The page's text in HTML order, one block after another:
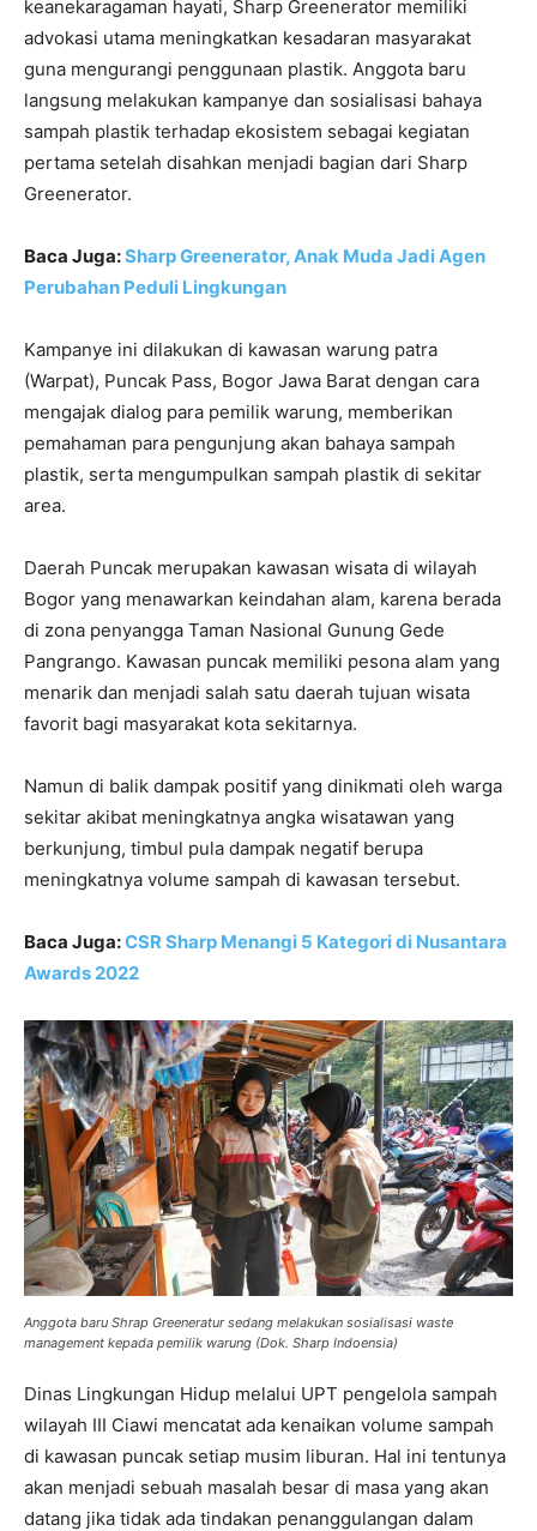
keanekaragaman hayati, Sharp Greenerator memiliki
advokasi utama meningkatkan kesadaran masyarakat
guna mengurangi penggunaan plastik. Anggota baru
langsung melakukan kampanye dan sosialisasi bahaya
sampah plastik terhadap ekosistem sebagai kegiatan
pertama setelah disahkan menjadi bagian dari Sharp
Greenerator.
Baca Juga:Sharp Greenerator, Anak Muda Jadi Agen
Perubahan Peduli Lingkungan
Kampanye ini dilakukan di kawasan warung patra
(Warpat), Puncak Pass, Bogor Jawa Barat dengan cara
mengajak dialog para pemilik warung, memberikan
pemahaman para pengunjung akan bahaya sampah
plastik, serta mengumpulkan sampah plastik di sekitar
area.
Daerah Puncak merupakan kawasan wisata di wilayah
Bogor yang menawarkan keindahan alam, karena berada
di zona penyangga Taman Nasional Gunung Gede
Pangrango. Kawasan puncak memiliki pesona alam yang
menarik dan menjadi salah satu daerah tujuan wisata
favorit bagi masyarakat kota sekitarnya.
Namun di balik dampak positif yang dinikmati oleh warga
sekitar akibat meningkatnya angka wisatawan yang
berkunjung, timbul pula dampak negatif berupa
meningkatnya volume sampah di kawasan tersebut.
Baca Juga:CSR Sharp Menangi 5 Kategori di Nusantara
Awards 2022
Anggota baru Shrap Greeneratur sedang melakukan sosialisasi waste
management kepada pemilik warung (Dok. Sharp Indoensia)
Dinas Lingkungan Hidup melalui UPT pengelola sampah
wilayah III Ciawi mencatat ada kenaikan volume sampah
di kawasan puncak setiap musim liburan. Hal ini tentunya
akan menjadi sebuah masalah besar di masa yang akan
datang jika tidak ada tindakan penanggulangan dalam